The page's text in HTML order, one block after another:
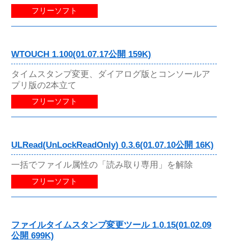
フリーソフト
WTOUCH 1.100(01.07.17公開 159K)
タイムスタンプ変更、ダイアログ版とコンソールア
プリ版の2本立て
フリーソフト
ULRead(UnLockReadOnly) 0.3.6(01.07.10公開 16K)
一括でファイル属性の「読み取り専用」を解除
フリーソフト
ファイルタイムスタンプ変更ツール 1.0.15(01.02.09
公開 699K)